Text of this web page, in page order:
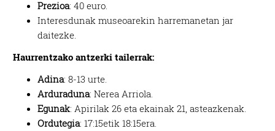
Prezioa: 40 euro.
Interesdunak museoarekin harremanetan jar
daitezke.
Haurrentzako antzerki tailerrak:
Adina: 8-13 urte.
Arduraduna: Nerea Arriola.
Egunak: Apirilak 26 eta ekainak 21, asteazkenak.
Ordutegia: 17:15etik 18:15era.